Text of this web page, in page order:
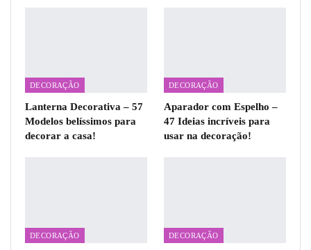
DECORAÇÃO
Lanterna Decorativa – 57
Modelos belíssimos para
decorar a casa!
DECORAÇÃO
Aparador com Espelho –
47 Ideias incríveis para
usar na decoração!
DECORAÇÃO DECORAÇÃO